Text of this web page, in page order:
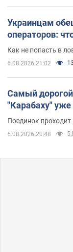
Украинцам
операторов:
Как не попасть в
6.08.2026 21:02
Самый
"Карабаху"
Поединок
6.08.2026 20:48